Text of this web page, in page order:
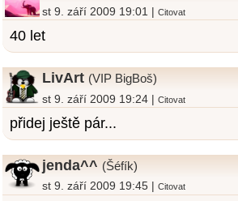
st 9. září 2009 19:01 |Citovat
40 let
LivArt (VIP BigBoš)
st 9. září 2009 19:24 |Citovat
přidej ještě pár...
jenda^^ (Šéfík)
st 9. září 2009 19:45 |Citovat